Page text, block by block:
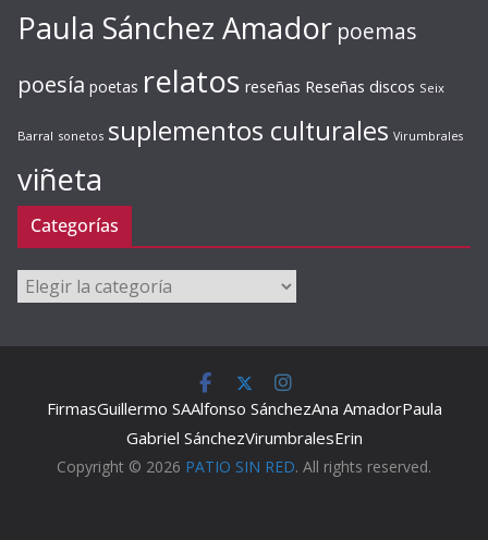
Paula Sánchez Amador poemas
poesía poetas relatos reseñas Reseñas discos Seix
Barral sonetos suplementos culturales Virumbrales
viñeta
Categorías
Categorías
FirmasGuillermo SAAlfonso SánchezAna AmadorPaula
Gabriel SánchezVirumbralesErin
Copyright © 2026 PATIO SIN RED. All rights reserved.